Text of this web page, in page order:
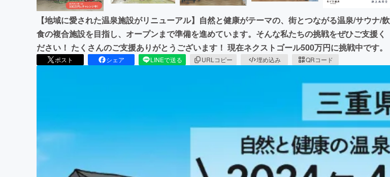
【地域に愛された温泉施設がリニューアル】自然と健康がテーマの、街とつながる温泉/サウナ/飲
食の複合施設を目指し、オープンまで準備を進めています。そんな私たちの挑戦をぜひご支援く
ださい！ たくさんのご支援ありがとうございます！ 現在ネクストゴール500万円に挑戦中です。
ポスト シェア LINEで送る URLコピー 埋め込み QRコード